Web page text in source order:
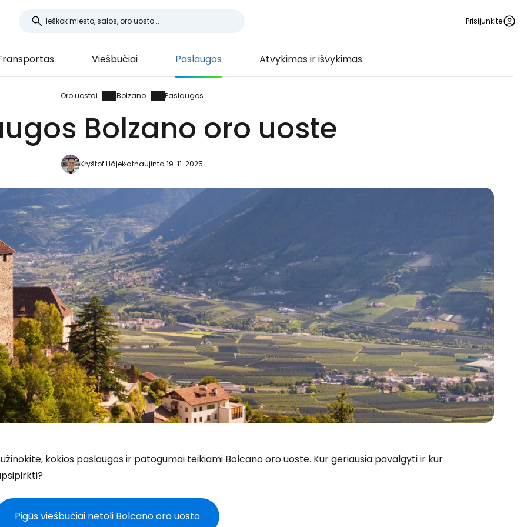
Prisijunkite
Viešbučiai Paslaugos Atvykimas ir išvykimas
Oro uostai Bolzano Paslaugos
Bolzano oro uoste
Kryštof Hájekatnaujinta 19. 11. 2025
kokios paslaugos ir patogumai teikiami Bolcano oro uoste. Kur geriausia pavalgyti ir kur
Pigūs viešbučiai netoli Bolcano oro uosto